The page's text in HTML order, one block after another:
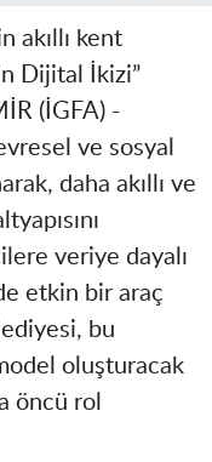
akıllı kent
Dijital İkizi”
(İGFA) -
ve sosyal
daha akıllı ve
veriye dayalı
etkin bir araç
bu
oluşturacak
öncü rol